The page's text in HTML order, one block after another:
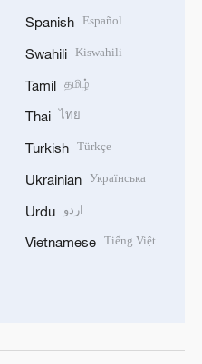
Spanish Español
Swahili Kiswahili
Tamil தமிழ்
Thai ไทย
Turkish Türkçe
Ukrainian Українська
Urdu اردو
Vietnamese Tiếng Việt